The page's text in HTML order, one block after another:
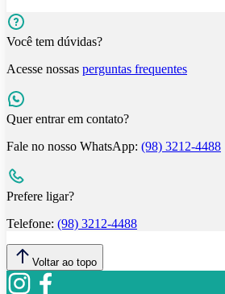
Você tem dúvidas?
Acesse nossas perguntas frequentes
Quer entrar em contato?
Fale no nosso WhatsApp: (98) 3212-4488
Prefere ligar?
Telefone: (98) 3212-4488
Voltar ao topo